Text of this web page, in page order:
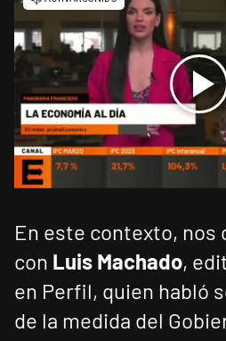
En este contexto, nos
con Luis Machado,
en Perfil, quien habló
de la medida del